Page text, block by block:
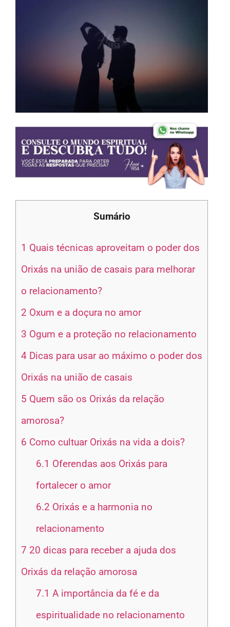
Sumário
1 Quais técnicas aproveitam o poder dos
Orixás na união de casais para melhorar
o relacionamento?
2 Oxum e a doçura no amor
3 Ogum e a proteção no relacionamento
4 Dicas para usar ao máximo o poder dos
Orixás na união de casais
5 Quem são os Orixás da relação
amorosa?
6 Como cultuar Orixás na vida a dois?
6.1 Oferendas aos Orixás para
fortalecer o amor
6.2 Orixás e a harmonia no
relacionamento
7 20 dicas para receber a ajuda dos
Orixás da relação amorosa
7.1 A importância da fé e da
espiritualidade no relacionamento